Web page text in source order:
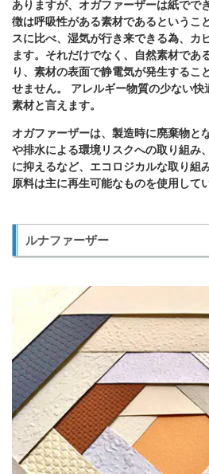
ありますが、 オガファーザーは紙でで
徴は呼吸性がある素材であるというこ
スに比べ、湿気が行き来できる為、カ
ます。それだけでなく、自然素材であ
り、素材の表面で静電気が発生するこ
せません。 アレルギー物質の少ない快
素材と言えます。
オガファーザーは、製造時に廃棄物と
や排水による環境リスクへの取り組み
に抑えるなど、エコロジカルな取り組
原料は主に再生可能なものを使用して
ルナファーザー